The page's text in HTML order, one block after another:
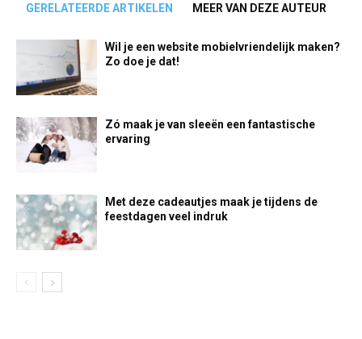
GERELATEERDE ARTIKELEN MEER VAN DEZE AUTEUR
Wil je een website mobielvriendelijk maken?
Zo doe je dat!
Zó maak je van sleeën een fantastische
ervaring
Met deze cadeautjes maak je tijdens de
feestdagen veel indruk